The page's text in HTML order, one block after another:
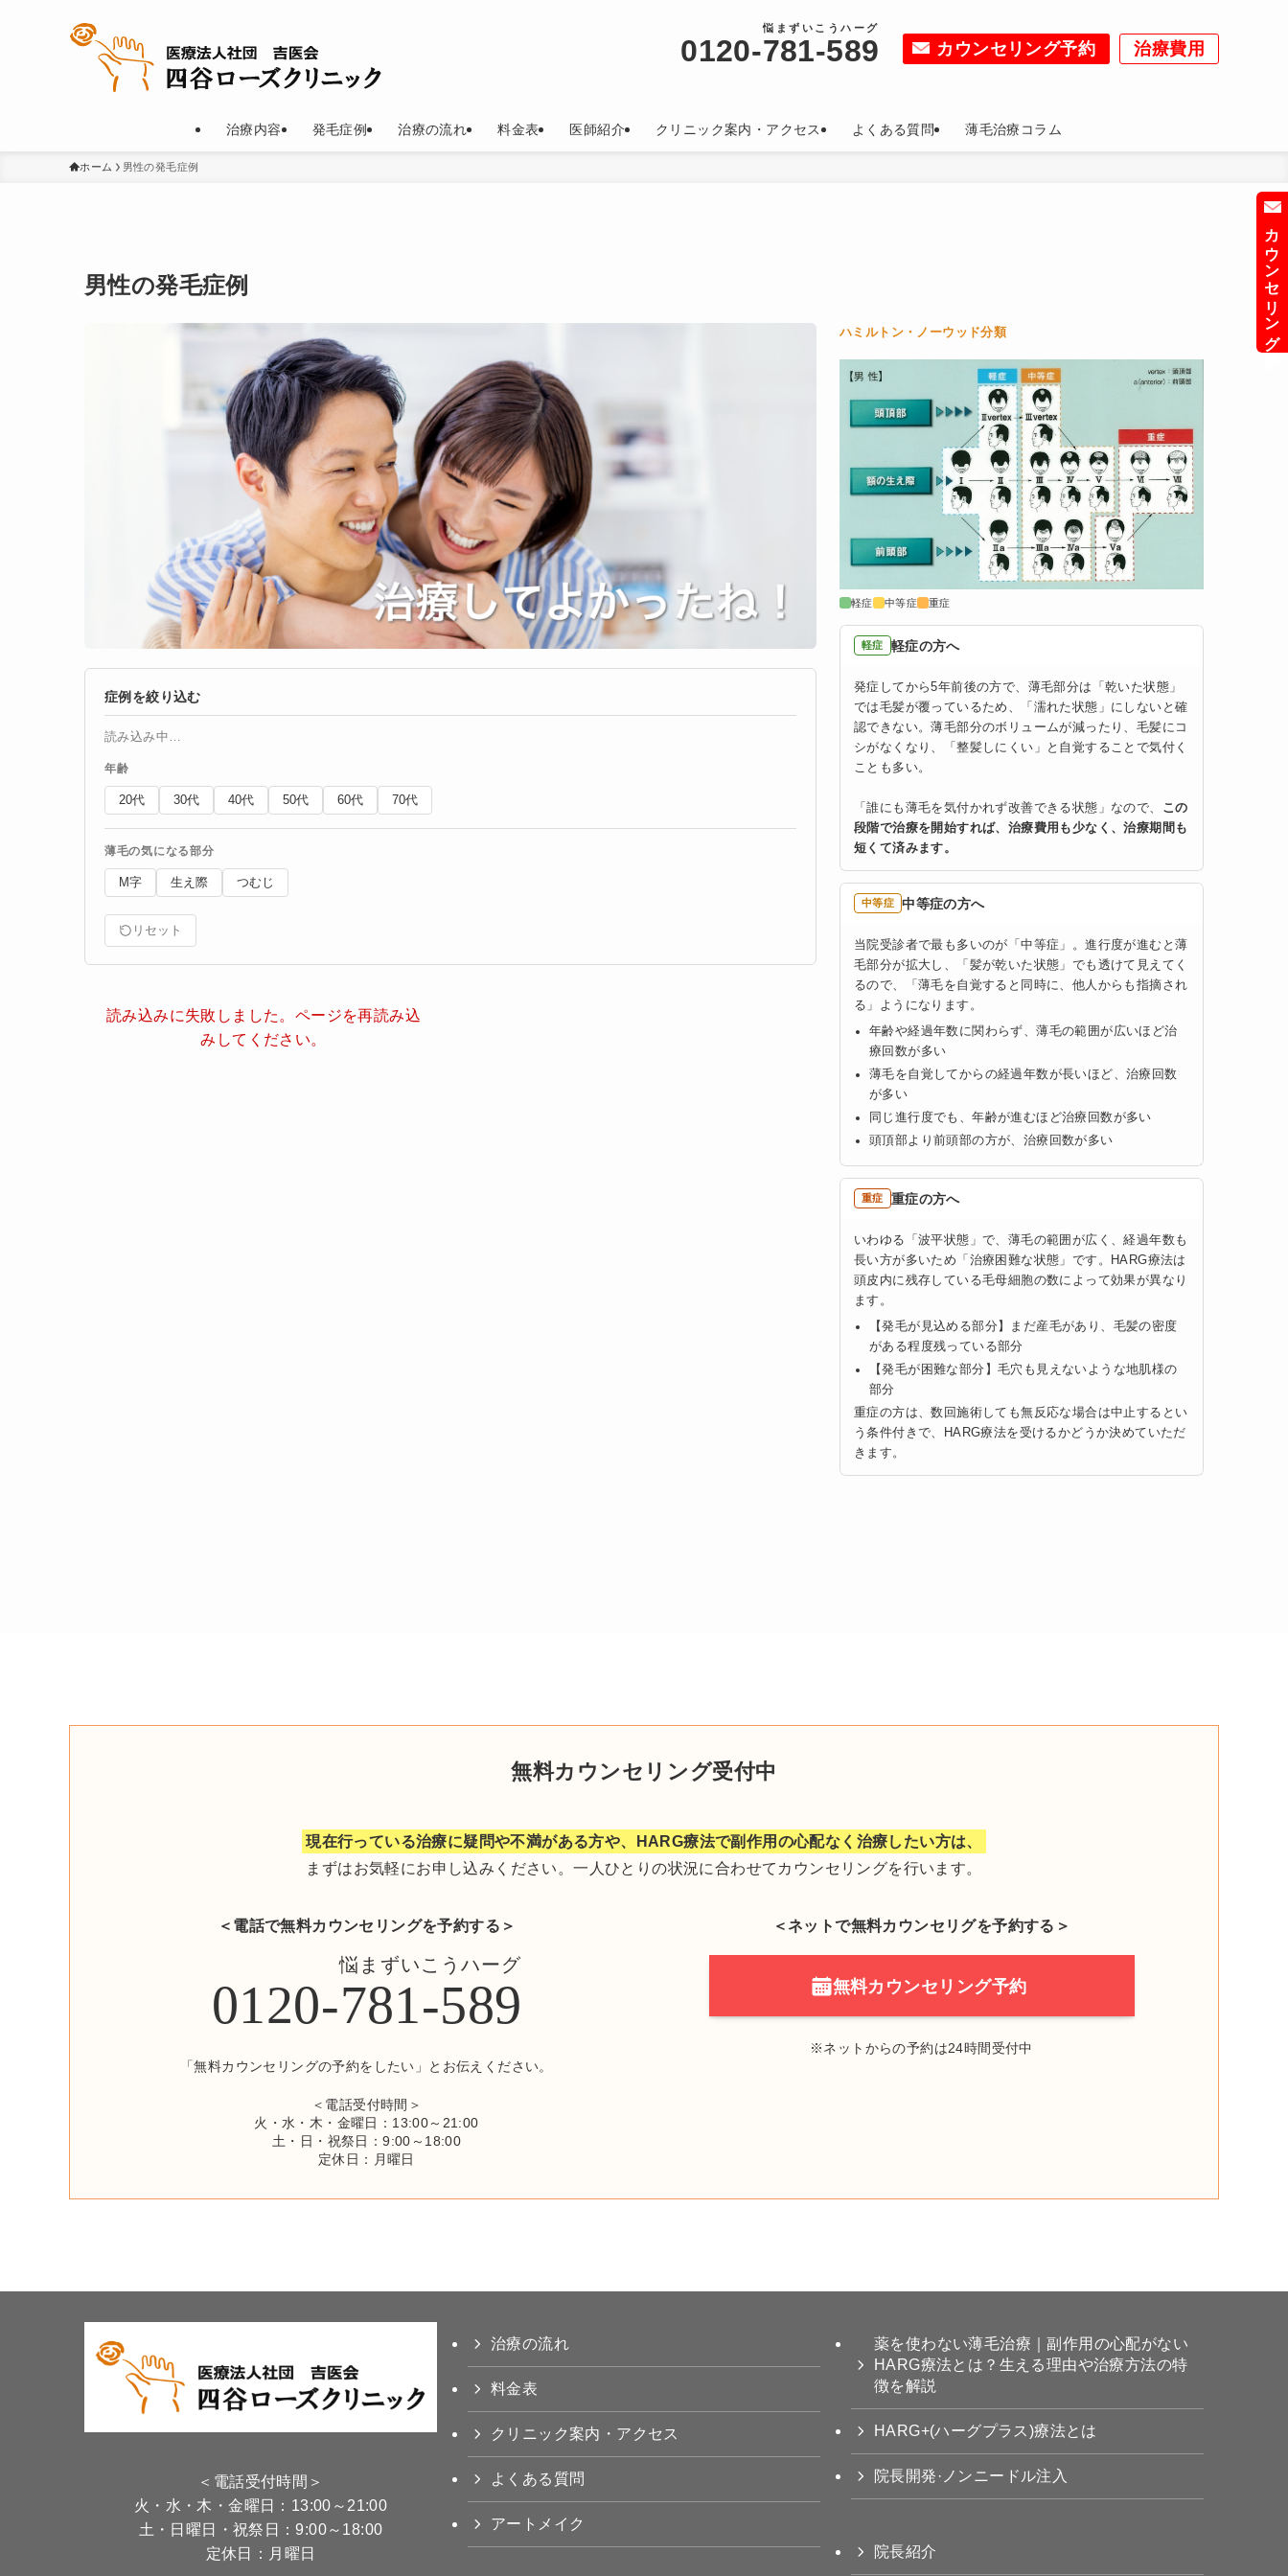
0120-781-589
悩まずいこうハーグ
カウンセリング予約 治療費用
治療内容 発毛症例 治療の流れ 料金表 医師紹介 クリニック案内・アクセス よくある質問 薄毛治療コラム
ホーム 男性の発毛症例
男性の発毛症例
症例を絞り込む
読み込み中…
年齢
20代 30代 40代 50代 60代 70代
薄毛の気になる部分
M字 生え際 つむじ
リセット
読み込みに失敗しました。ページを再読み込
みしてください。
ハミルトン・ノーウッド分類
軽症 中等症 重症
軽症 軽症の方へ
発症してから5年前後の方で、薄毛部分は「乾いた状態」
では毛髪が覆っているため、「濡れた状態」にしないと確
認できない。薄毛部分のボリュームが減ったり、毛髪にコ
シがなくなり、「整髪しにくい」と自覚することで気付く
ことも多い。
「誰にも薄毛を気付かれず改善できる状態」なので、 この
段階で治療を開始すれば、治療費用も少なく、治療期間も
短くて済みます。
中等症 中等症の方へ
当院受診者で最も多いのが「中等症」。進行度が進むと薄
毛部分が拡大し、「髪が乾いた状態」でも透けて見えてく
るので、「薄毛を自覚すると同時に、他人からも指摘され
る」ようになります。
年齢や経過年数に関わらず、薄毛の範囲が広いほど治
療回数が多い
薄毛を自覚してからの経過年数が長いほど、治療回数
が多い
同じ進行度でも、年齢が進むほど治療回数が多い
頭頂部より前頭部の方が、治療回数が多い
重症 重症の方へ
いわゆる「波平状態」で、薄毛の範囲が広く、経過年数も
長い方が多いため「治療困難な状態」です。HARG療法は
頭皮内に残存している毛母細胞の数によって効果が異なり
ます。
【発毛が見込める部分】まだ産毛があり、毛髪の密度
がある程度残っている部分
【発毛が困難な部分】毛穴も見えないような地肌様の
部分
重症の方は、数回施術しても無反応な場合は中止するとい
う条件付きで、HARG療法を受けるかどうか決めていただ
きます。
無料カウンセリング受付中
現在行っている治療に疑問や不満がある方や、HARG療法で副作用の心配なく治療したい方は、
まずはお気軽にお申し込みください。一人ひとりの状況に合わせてカウンセリングを行います。
＜電話で無料カウンセリングを予約する＞
0120-781-589
悩まずいこうハーグ
「無料カウンセリングの予約をしたい」とお伝えください。
＜電話受付時間＞
火・水・木・金曜日：13:00～21:00
土・日・祝祭日：9:00～18:00
定休日：月曜日
＜ネットで無料カウンセリグを予約する＞
無料カウンセリング予約
※ネットからの予約は24時間受付中
＜電話受付時間＞
火・水・木・金曜日：13:00～21:00
土・日曜日・祝祭日：9:00～18:00
定休日：月曜日
治療の流れ
料金表
クリニック案内・アクセス
よくある質問
アートメイク
薬を使わない薄毛治療｜副作用の心配がない
HARG療法とは？生える理由や治療方法の特
徴を解説
HARG+(ハーグプラス)療法とは
院長開発·ノンニードル注入
院長紹介
カウンセリング予約